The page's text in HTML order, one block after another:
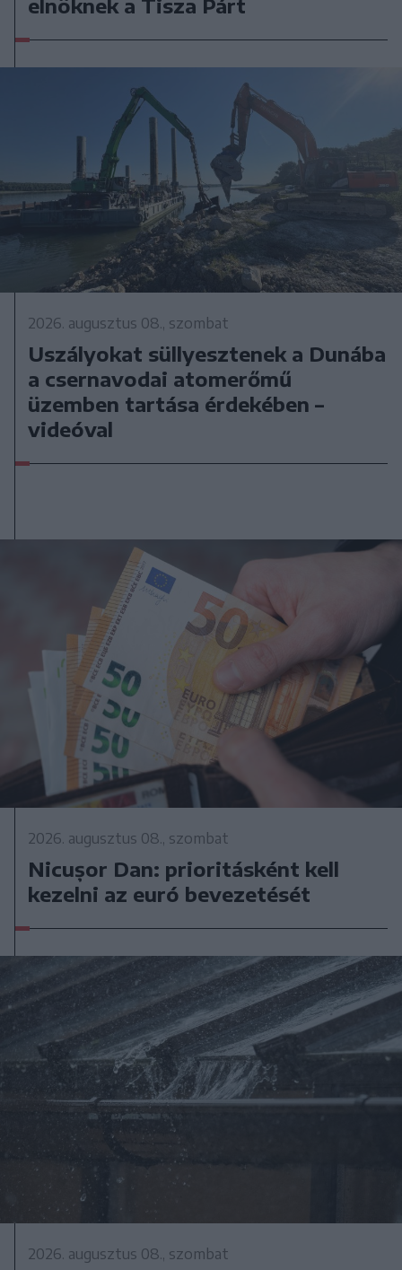
elnöknek a Tisza Párt
2026. augusztus 08., szombat
Uszályokat süllyesztenek a Dunába
a csernavodai atomerőmű
üzemben tartása érdekében –
videóval
2026. augusztus 08., szombat
Nicușor Dan: prioritásként kell
kezelni az euró bevezetését
2026. augusztus 08., szombat